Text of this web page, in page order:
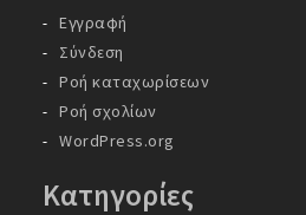
Εγγραφή
Σύνδεση
Ροή καταχωρίσεων
Ροή σχολίων
WordPress.org
Kατηγορίες